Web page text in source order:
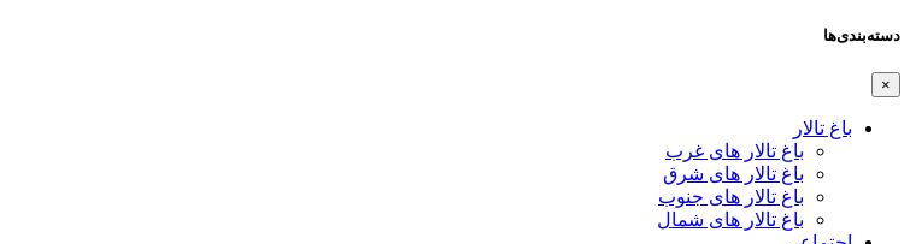
دسته‌بندی‌ها
×
باغ تالار
باغ تالار های غرب
باغ تالار های شرق
باغ تالار های جنوب
باغ تالار های شمال